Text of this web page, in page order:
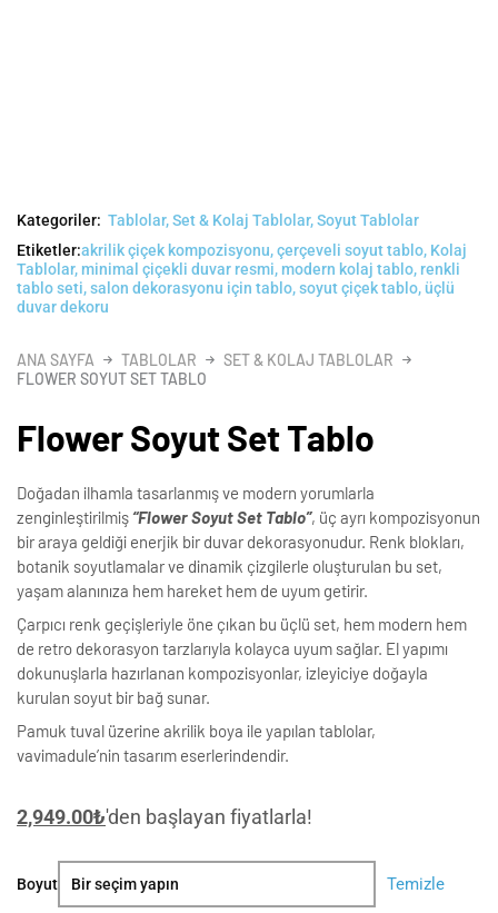
Kategoriler: Tablolar,Set & Kolaj Tablolar,Soyut Tablolar
Etiketler:akrilik çiçek kompozisyonu,çerçeveli soyut tablo, Kolaj
Tablolar, minimal çiçekli duvar resmi, modern kolaj tablo, renkli
tablo seti,salon dekorasyonu için tablo,soyut çiçek tablo,üçlü
duvar dekoru
ANA SAYFA TABLOLAR
SET & KOLAJ TABLOLAR
FLOWER SOYUT SET TABLO
Flower Soyut Set Tablo
Doğadan ilhamla tasarlanmış ve modern yorumlarla
zenginleştirilmiş“Flower Soyut Set Tablo”, üç ayrı kompozisyonun
bir araya geldiği enerjik bir duvar dekorasyonudur. Renk blokları,
botanik soyutlamalar ve dinamik çizgilerle oluşturulan bu set,
yaşam alanınıza hem hareket hem de uyum getirir.
Çarpıcı renk geçişleriyle öne çıkan bu üçlü set, hem modern hem
de retro dekorasyon tarzlarıyla kolayca uyum sağlar. El yapımı
dokunuşlarla hazırlanan kompozisyonlar, izleyiciye doğayla
kurulan soyut bir bağ sunar.
Pamuk tuval üzerine akrilik boya ile yapılan tablolar,
vavimadule’nin tasarım eserlerindendir.
2,949.00₺'den başlayan fiyatlarla!
Boyut Temizle